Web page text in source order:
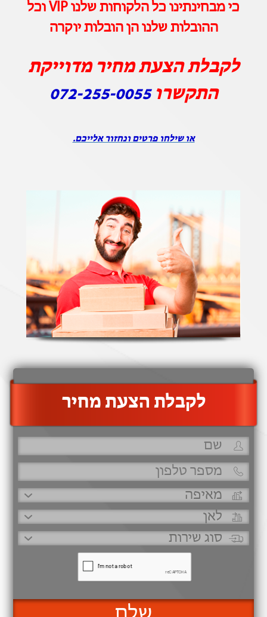
כי מבחינתינו כל הלקוחות שלנו VIP וכל
ההובלות שלנו הן הובלות יוקרה
לקבלת הצעת מחיר מדוייקת
התקשרו072-255-0055
או שילחו פרטים ונחזור אלייכם.
‫לקבלת הצעת מחיר